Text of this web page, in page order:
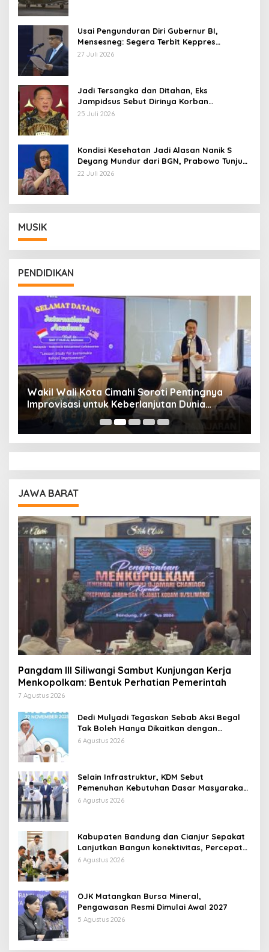
Usai Pengunduran Diri Gubernur BI,
Mensesneg: Segera Terbit Keppres
Pemberhentian dengan Hormat
27 Juli 2026
Jadi Tersangka dan Ditahan, Eks
Jampidsus Sebut Dirinya Korban
Kriminalisasi
25 Juli 2026
Kondisi Kesehatan Jadi Alasan Nanik S
Deyang Mundur dari BGN, Prabowo Tunjuk
Wamentan Sudaryono
22 Juli 2026
MUSIK
PENDIDIKAN
Wakil Wali Kota Cimahi Soroti Pentingnya
Improvisasi untuk Keberlanjutan Dunia
Pendidikan
JAWA BARAT
Pangdam III Siliwangi Sambut Kunjungan Kerja
Menkopolkam: Bentuk Perhatian Pemerintah
7 Agustus 2026
Dedi Mulyadi Tegaskan Sebab Aksi Begal
Tak Boleh Hanya Dikaitkan dengan
Ekonomi
6 Agustus 2026
Selain Infrastruktur, KDM Sebut
Pemenuhan Kebutuhan Dasar Masyarakat
Jadi Fokus APBD Jabar 2027
6 Agustus 2026
Kabupaten Bandung dan Cianjur Sepakat
Lanjutkan Bangun konektivitas, Percepat
Pertumbuhan Ekonomi Daerah
6 Agustus 2026
OJK Matangkan Bursa Mineral,
Pengawasan Resmi Dimulai Awal 2027
5 Agustus 2026